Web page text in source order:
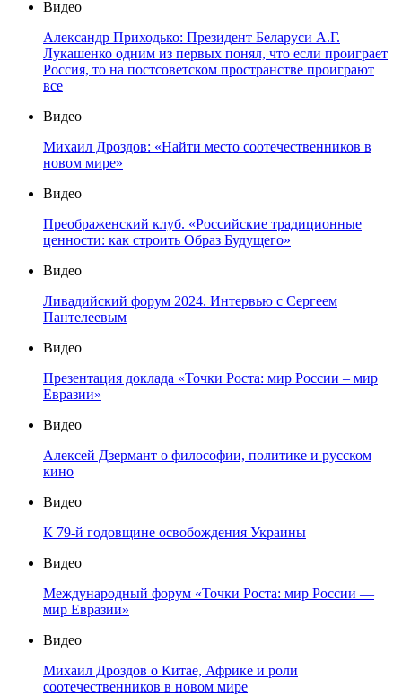
Видео
Александр Приходько: Президент Беларуси А.Г.
Лукашенко одним из первых понял, что если проиграет
Россия, то на постсоветском пространстве проиграют
все
Видео
Михаил Дроздов: «Найти место соотечественников в
новом мире»
Видео
Преображенский клуб. «Российские традиционные
ценности: как строить Образ Будущего»
Видео
Ливадийский форум 2024. Интервью с Сергеем
Пантелеевым
Видео
Презентация доклада «Точки Роста: мир России – мир
Евразии»
Видео
Алексей Дзермант о философии, политике и русском
кино
Видео
К 79-й годовщине освобождения Украины
Видео
Международный форум «Точки Роста: мир России —
мир Евразии»
Видео
Михаил Дроздов о Китае, Африке и роли
соотечественников в новом мире